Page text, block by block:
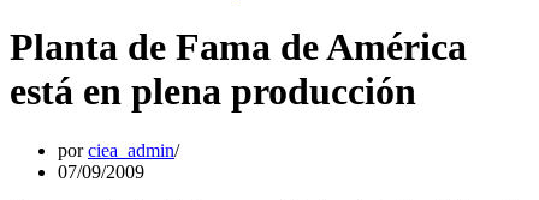
Planta de Fama de América
está en plena producción
porciea_admin
07/09/2009